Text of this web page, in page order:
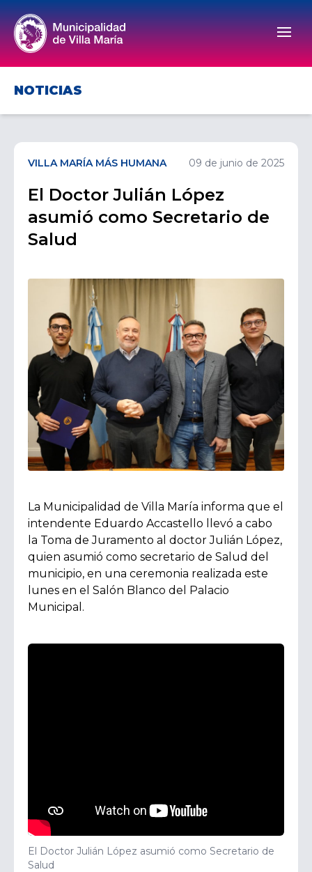
NOTICIAS
VILLA MARÍA MÁS HUMANA 09 de junio de 2025
El Doctor Julián López
asumió como Secretario de
Salud
La Municipalidad de Villa María informa que el
intendente Eduardo Accastello llevó a cabo
la Toma de Juramento al doctor Julián López,
quien asumió como secretario de Salud del
municipio, en una ceremonia realizada este
lunes en el Salón Blanco del Palacio
Municipal.
El Doctor Julián López asumió como Secretario de
Salud